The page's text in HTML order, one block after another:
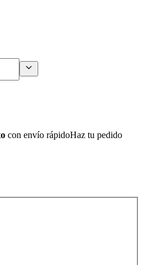
con envío rápidoHaz tu pedido